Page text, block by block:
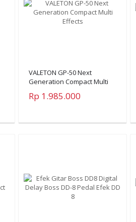
VALETON GP-50 Next
Generation Compact Multi
Rp 1.985.000